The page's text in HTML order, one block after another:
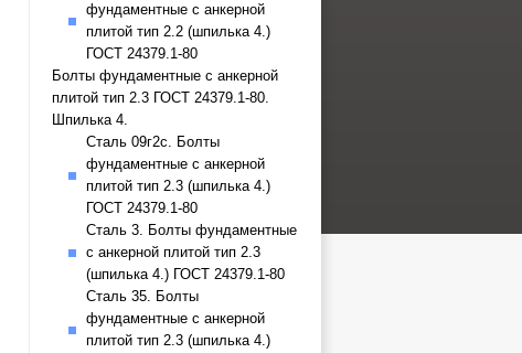
фундаментные с анкерной
плитой тип 2.2 (шпилька 4.)
ГОСТ 24379.1-80
Болты фундаментные с анкерной
плитой тип 2.3 ГОСТ 24379.1-80.
Шпилька 4.
Сталь 09г2с. Болты
фундаментные с анкерной
плитой тип 2.3 (шпилька 4.)
ГОСТ 24379.1-80
Сталь 3. Болты фундаментные
с анкерной плитой тип 2.3
(шпилька 4.) ГОСТ 24379.1-80
Сталь 35. Болты
фундаментные с анкерной
плитой тип 2.3 (шпилька 4.)